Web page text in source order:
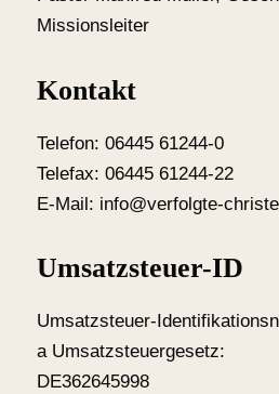
Missionsleiter
Kontakt
Telefon: 06445 61244-0
Telefax: 06445 61244-22
E-Mail: info@verfolgte-
Umsatzsteuer-ID
Umsatzsteuer-
a Umsatzsteuergesetz:
DE362645998